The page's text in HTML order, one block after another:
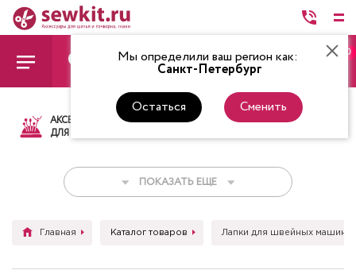
Мы определили ваш регион как:
Санкт-Петербург
Остаться Сменить
0
АКСЕССУАРЫ
ДЛЯ ШИТЬЯ
ТКАНИ НИТКИ
ПОКАЗАТЬ ЕЩЕ
Главная Каталог товаров Лапки для швейных машин